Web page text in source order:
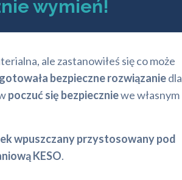
wymień!
ale zastanowiłeś się co może
bezpieczne rozwiązaniedla
poczuć się bezpieczniewe własnym
wpuszczany przystosowany pod
KESO.